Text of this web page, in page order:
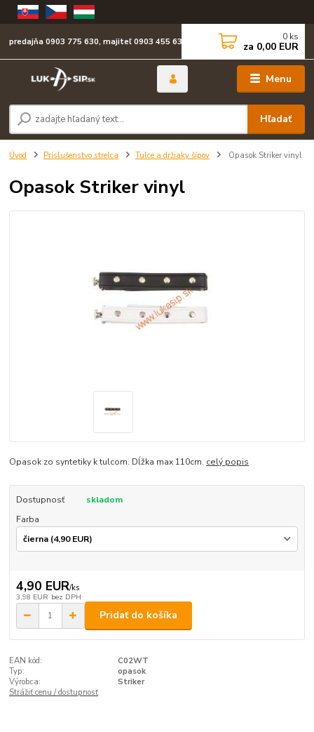
Menu
Hľadať
predajňa 0903 775 630, majiteľ 0903 455 630 0 ks
za 0,00 EUR
Úvod Príslušenstvo strelca Tulce a držiaky šípov Opasok Striker vinyl
Opasok Striker vinyl
Opasok zo syntetiky k tulcom. Dĺžka max 110cm. celý popis
Dostupnosť
skladom
Farba
4,90 EUR/ks
3,98 EUR bez DPH
Pridať do košíka
EAN kód:
C02WT
Typ:
opasok
Výrobca:
Striker
Strážiť cenu / dostupnosť